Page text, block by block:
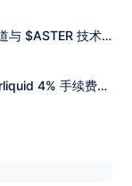
与 $ASTER 技术
4% 手续费返